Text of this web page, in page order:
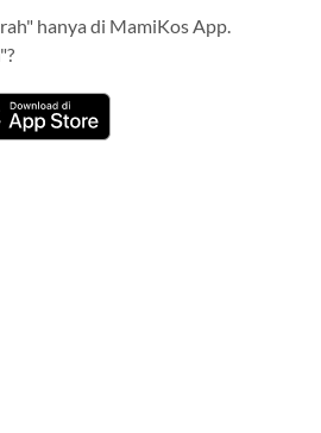
hanya di MamiKos App.